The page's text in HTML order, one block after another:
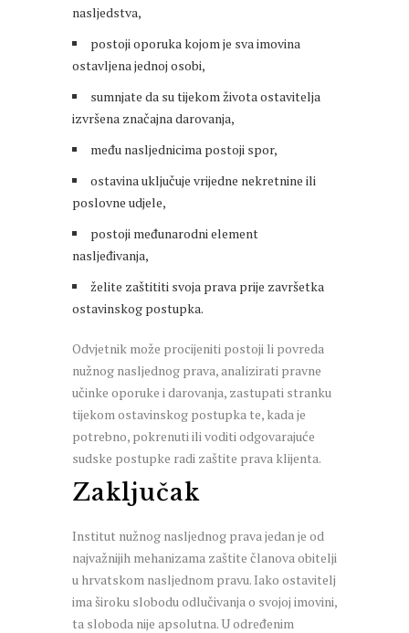
nasljedstva,
postoji oporuka kojom je sva imovina
ostavljena jednoj osobi,
sumnjate da su tijekom života ostavitelja
izvršena značajna darovanja,
među nasljednicima postoji spor,
ostavina uključuje vrijedne nekretnine ili
poslovne udjele,
postoji međunarodni element
nasljeđivanja,
želite zaštititi svoja prava prije završetka
ostavinskog postupka.
Odvjetnik može procijeniti postoji li povreda
nužnog nasljednog prava, analizirati pravne
učinke oporuke i darovanja, zastupati stranku
tijekom ostavinskog postupka te, kada je
potrebno, pokrenuti ili voditi odgovarajuće
sudske postupke radi zaštite prava klijenta.
Zaključak
Institut nužnog nasljednog prava jedan je od
najvažnijih mehanizama zaštite članova obitelji
u hrvatskom nasljednom pravu. Iako ostavitelj
ima široku slobodu odlučivanja o svojoj imovini,
ta sloboda nije apsolutna. U određenim